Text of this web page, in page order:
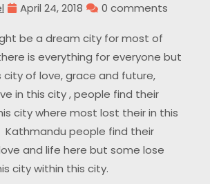
April 24, 2018 0 comments
be a dream city for most of
is everything for everyone but
city of love, grace and future,
in this city , people find their
city where most lost their in this
Kathmandu people find their
and life here but some lose
city within this city.